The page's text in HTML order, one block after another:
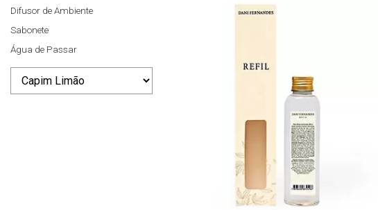
Difusor de Ambiente
Sabonete
Água de Passar